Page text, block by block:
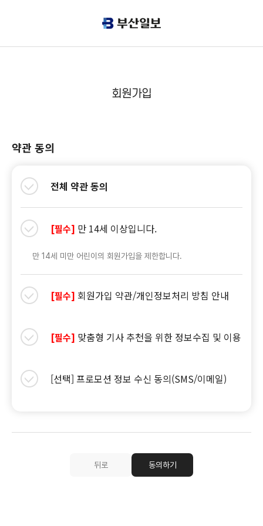
회원가입
약관 동의
전체 약관 동의
[필수] 만 14세 이상입니다.
만 14세 미만 어린이의 회원가입을 제한합니다.
[필수] 회원가입 약관/개인정보처리 방침 안내
[필수] 맞춤형 기사 추천을 위한 정보수집 및 이용
[선택] 프로모션 정보 수신 동의(SMS/이메일)
뒤로